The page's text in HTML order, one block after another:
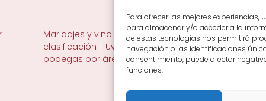
Para ofrecer las mejores
para almacenar y/o acceder a la
de estas tecnologías nos permitirá
navegación o las identificaciones
consentimiento, puede afectar
funciones.
Maridajes y vino en la mesa Tiendas de vino por
clasificación
Uvas y viñedo en Rioja Vino Rioja
bodegas por área